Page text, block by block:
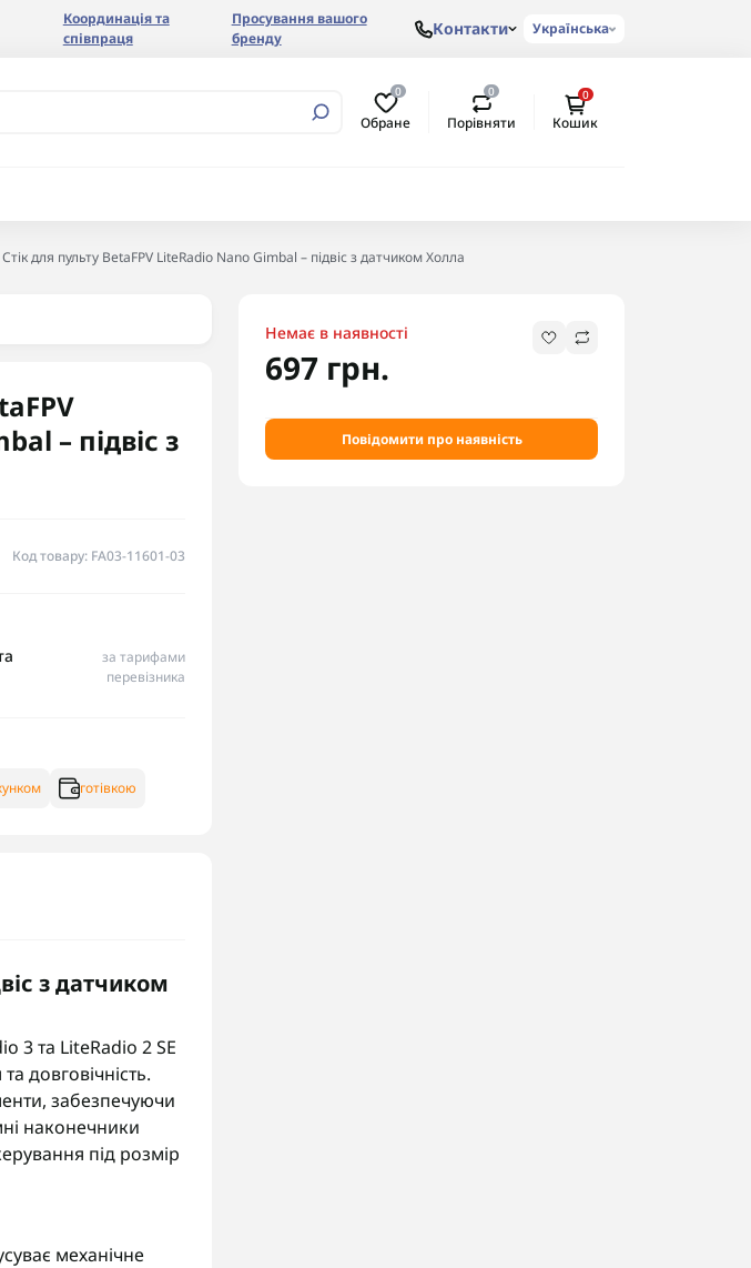
Координація та
співпраця
Просування вашого
бренду
Контакти Українська
0
Обране
0
Порівняти
0
Кошик
Стік для пульту BetaFPV LiteRadio Nano Gimbal – підвіс з датчиком Холла
– підвіс з
Код товару: FA03-11601-03
Немає в наявності
697 грн.
Повідомити про наявність
за тарифами
перевізника
готівкою
з датчиком
3 та LiteRadio 2 SE
довговічність.
забезпечуючи
наконечники
під розмір
механічне